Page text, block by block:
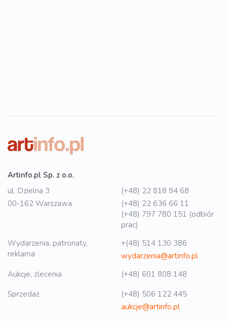
Artinfo.pl Sp. z o.o.
ul. Dzielna 3
00-162 Warszawa
(+48) 22 818 94 68
(+48) 22 636 66 11
(+48) 797 780 151 (odbiór
prac)
Wydarzenia, patronaty,
reklama
+(48) 514 130 386
wydarzenia@artinfo.pl
Aukcje, zlecenia
(+48) 601 808 148
Sprzedaż
(+48) 506 122 445
aukcje@artinfo.pl